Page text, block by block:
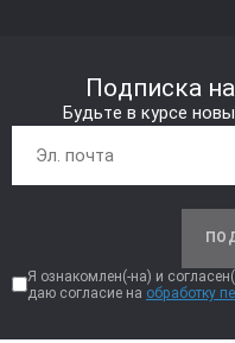
Подписка
Будьте в курсе
Я ознакомлен(-на) и
даю согласие на обработку